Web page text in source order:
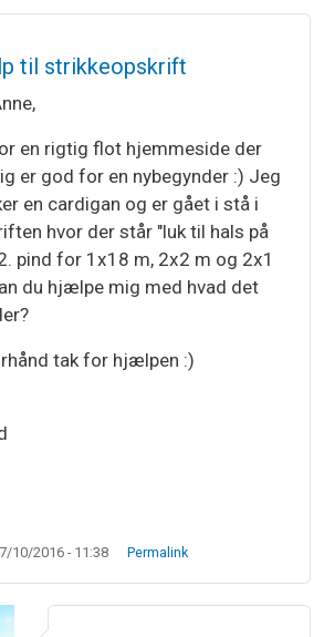
til strikkeopskrift
en rigtig flot hjemmeside der
er god for en nybegynder :) Jeg
en cardigan og er gået i stå i
hvor der står "luk til hals på
pind for 1x18 m, 2x2 m og 2x1
du hjælpe mig med hvad det
tak for hjælpen :)
10/2016 - 11:38 Permalink